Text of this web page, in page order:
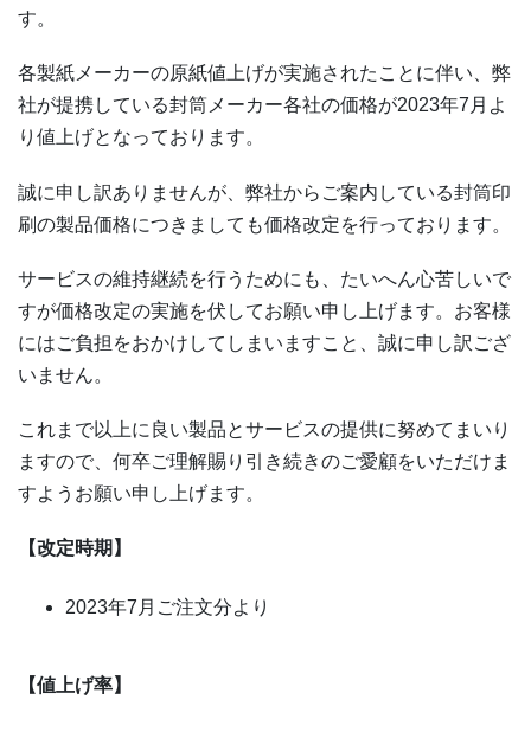
す。
各製紙メーカーの原紙値上げが実施されたことに伴い、弊
社が提携している封筒メーカー各社の価格が2023年7月よ
り値上げとなっております。
誠に申し訳ありませんが、弊社からご案内している封筒印
刷の製品価格につきましても価格改定を行っております。
サービスの維持継続を行うためにも、たいへん心苦しいで
すが価格改定の実施を伏してお願い申し上げます。お客様
にはご負担をおかけしてしまいますこと、誠に申し訳ござ
いません。
これまで以上に良い製品とサービスの提供に努めてまいり
ますので、何卒ご理解賜り引き続きのご愛顧をいただけま
すようお願い申し上げます。
【改定時期】
2023年7月ご注文分より
【値上げ率】